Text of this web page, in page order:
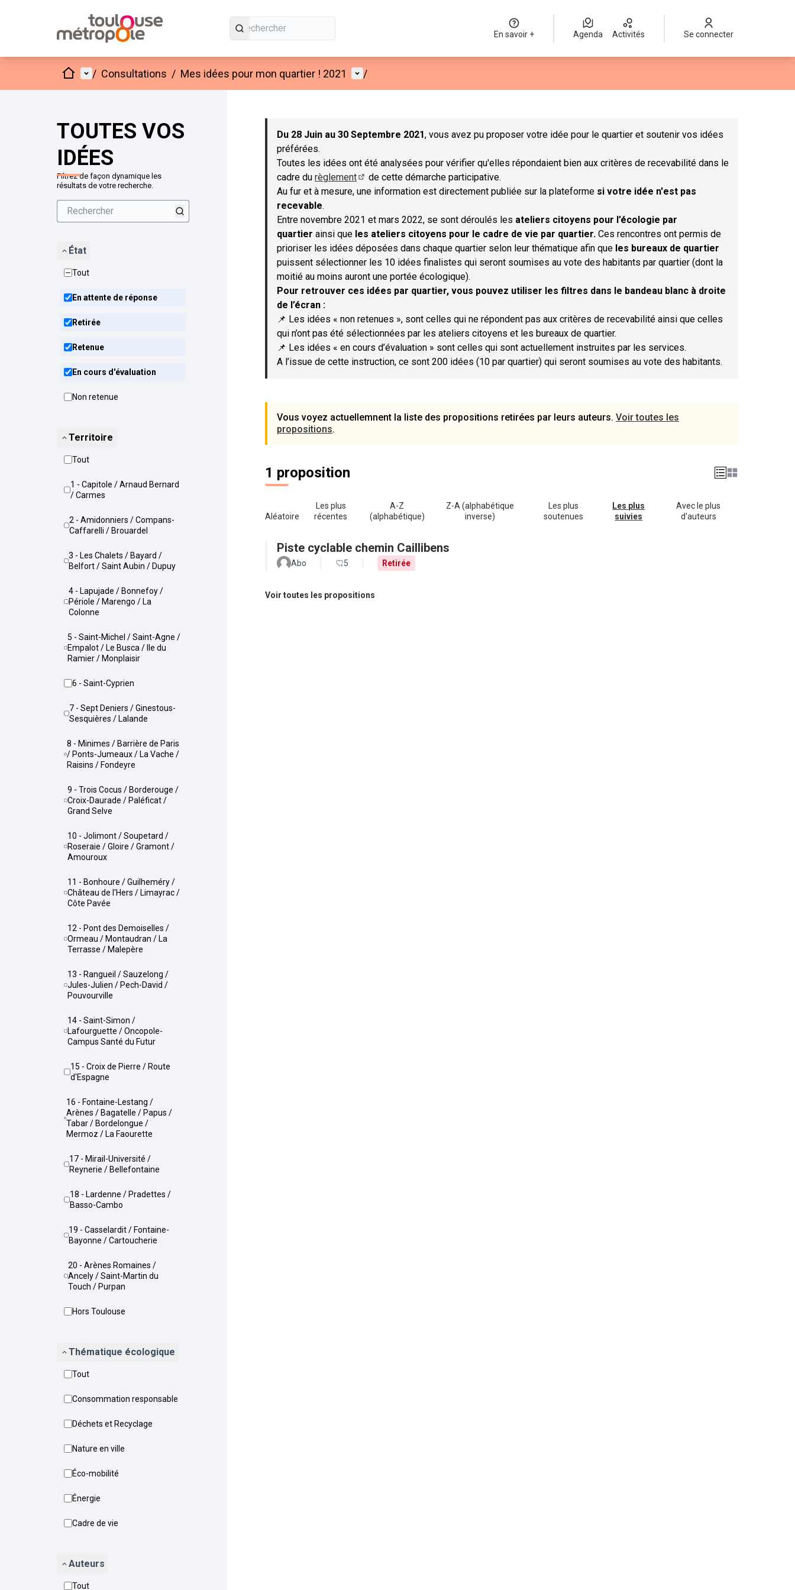
En savoir + Agenda Activités Se connecter
AccueilMenu principal
/ Consultations / Mes idées pour mon quartier ! 2021 Menu utilisateur
/
TOUTES VOS
IDÉES
Filtrez de façon dynamique les
résultats de votre recherche.
État
Tout
En attente de réponse
Retirée
Retenue
En cours d'évaluation
Non retenue
Territoire
Tout
1 - Capitole / Arnaud Bernard
/ Carmes
2 - Amidonniers / Compans-
Caffarelli / Brouardel
3 - Les Chalets / Bayard /
Belfort / Saint Aubin / Dupuy
4 - Lapujade / Bonnefoy /
Périole / Marengo / La
Colonne
5 - Saint-Michel / Saint-Agne /
Empalot / Le Busca / Ile du
Ramier / Monplaisir
6 - Saint-Cyprien
7 - Sept Deniers / Ginestous-
Sesquières / Lalande
8 - Minimes / Barrière de Paris
/ Ponts-Jumeaux / La Vache /
Raisins / Fondeyre
9 - Trois Cocus / Borderouge /
Croix-Daurade / Paléficat /
Grand Selve
10 - Jolimont / Soupetard /
Roseraie / Gloire / Gramont /
Amouroux
11 - Bonhoure / Guilheméry /
Château de l'Hers / Limayrac /
Côte Pavée
12 - Pont des Demoiselles /
Ormeau / Montaudran / La
Terrasse / Malepère
13 - Rangueil / Sauzelong /
Jules-Julien / Pech-David /
Pouvourville
14 - Saint-Simon /
Lafourguette / Oncopole-
Campus Santé du Futur
15 - Croix de Pierre / Route
d'Espagne
16 - Fontaine-Lestang /
Arènes / Bagatelle / Papus /
Tabar / Bordelongue /
Mermoz / La Faourette
17 - Mirail-Université /
Reynerie / Bellefontaine
18 - Lardenne / Pradettes /
Basso-Cambo
19 - Casselardit / Fontaine-
Bayonne / Cartoucherie
20 - Arènes Romaines /
Ancely / Saint-Martin du
Touch / Purpan
Hors Toulouse
Thématique écologique
Tout
Consommation responsable
Déchets et Recyclage
Nature en ville
Éco-mobilité
Énergie
Cadre de vie
Auteurs
Tout
Passer la carte
Du 28 Juin au 30 Septembre 2021, vous avez pu proposer votre idée pour le quartier et soutenir vos idées
préférées.
Toutes les idées ont été analysées pour vérifier qu'elles répondaient bien aux critères de recevabilité dans le
cadre du règlement
(S'ouvre dans un nouvel onglet)
de cette démarche participative.
Au fur et à mesure, une information est directement publiée sur la plateforme si votre idée n'est pas
recevable.
Entre novembre 2021 et mars 2022, se sont déroulés les ateliers citoyens pour l’écologie par
quartier ainsi que les ateliers citoyens pour le cadre de vie par quartier. Ces rencontres ont permis de
prioriser les idées déposées dans chaque quartier selon leur thématique afin que les bureaux de quartier
puissent sélectionner les 10 idées finalistes qui seront soumises au vote des habitants par quartier (dont la
moitié au moins auront une portée écologique).
Pour retrouver ces idées par quartier, vous pouvez utiliser les filtres dans le bandeau blanc à droite
de l’écran :
📌 Les idées « non retenues », sont celles qui ne répondent pas aux critères de recevabilité ainsi que celles
qui n’ont pas été sélectionnées par les ateliers citoyens et les bureaux de quartier.
📌 Les idées « en cours d’évaluation » sont celles qui sont actuellement instruites par les services.
A l’issue de cette instruction, ce sont 200 idées (10 par quartier) qui seront soumises au vote des habitants.
Vous voyez actuellemnent la liste des propositions retirées par leurs auteurs. Voir toutes les
propositions.
1 proposition
Aléatoire
Les plus
récentes
A-Z
(alphabétique)
Z-A (alphabétique
inverse)
Les plus
soutenues
Les plus
suivies
Avec le plus
d'auteurs
Piste cyclable chemin Caillibens
Abo 5 Retirée
Voir toutes les propositions